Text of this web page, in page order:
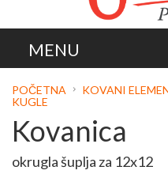
POČETNA KOVANI
KUGLE
Kovanica
okrugla šuplja za 12x12